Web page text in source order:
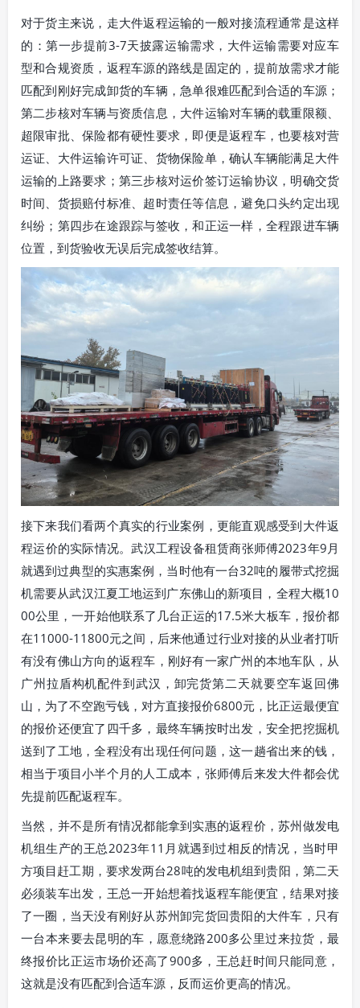
对于货主来说，走大件返程运输的一般对接流程通常是这样
的：第一步提前3-7天披露运输需求，大件运输需要对应车
型和合规资质，返程车源的路线是固定的，提前放需求才能
匹配到刚好完成卸货的车辆，急单很难匹配到合适的车源；
第二步核对车辆与资质信息，大件运输对车辆的载重限额、
超限审批、保险都有硬性要求，即便是返程车，也要核对营
运证、大件运输许可证、货物保险单，确认车辆能满足大件
运输的上路要求；第三步核对运价签订运输协议，明确交货
时间、货损赔付标准、超时责任等信息，避免口头约定出现
纠纷；第四步在途跟踪与签收，和正运一样，全程跟进车辆
位置，到货验收无误后完成签收结算。
接下来我们看两个真实的行业案例，更能直观感受到大件返
程运价的实际情况。武汉工程设备租赁商张师傅2023年9月
就遇到过典型的实惠案例，当时他有一台32吨的履带式挖掘
机需要从武汉江夏工地运到广东佛山的新项目，全程大概10
00公里，一开始他联系了几台正运的17.5米大板车，报价都
在11000-11800元之间，后来他通过行业对接的从业者打听
有没有佛山方向的返程车，刚好有一家广州的本地车队，从
广州拉盾构机配件到武汉，卸完货第二天就要空车返回佛
山，为了不空跑亏钱，对方直接报价6800元，比正运最便宜
的报价还便宜了四千多，最终车辆按时出发，安全把挖掘机
送到了工地，全程没有出现任何问题，这一趟省出来的钱，
相当于项目小半个月的人工成本，张师傅后来发大件都会优
先提前匹配返程车。
当然，并不是所有情况都能拿到实惠的返程价，苏州做发电
机组生产的王总2023年11月就遇到过相反的情况，当时甲
方项目赶工期，要求发两台28吨的发电机组到贵阳，第二天
必须装车出发，王总一开始想着找返程车能便宜，结果对接
了一圈，当天没有刚好从苏州卸完货回贵阳的大件车，只有
一台本来要去昆明的车，愿意绕路200多公里过来拉货，最
终报价比正运市场价还高了900多，王总赶时间只能同意，
这就是没有匹配到合适车源，反而运价更高的情况。